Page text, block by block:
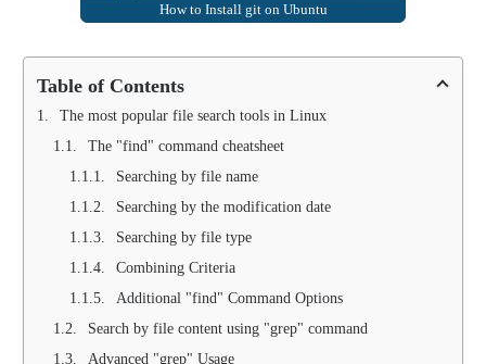
How to Install git on Ubuntu
Table of Contents
The most popular file search tools in Linux
The "find" command cheatsheet
Searching by file name
Searching by the modification date
Searching by file type
Combining Criteria
Additional "find" Command Options
Search by file content using "grep" command
Advanced "grep" Usage